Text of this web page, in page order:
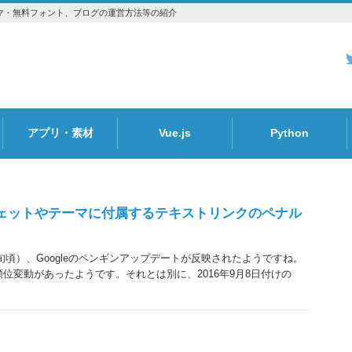
無料フォント、ブログの運営方法等の紹介
アプリ・素材 Vue.js Python
ットやテーマに付属するテキストリンクのペナル
頃）、Googleのペンギンアップデートが反映されたようですね。
変動があったようです。それとは別に、2016年9月8日付けの